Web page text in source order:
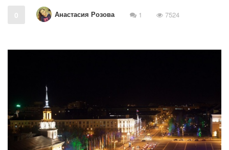
0 Анастасия Розова 1 7524